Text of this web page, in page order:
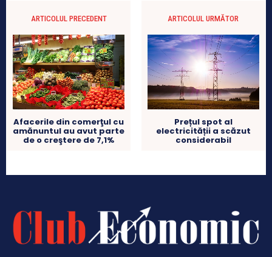
ARTICOLUL PRECEDENT
Afacerile din comerţul cu
amănuntul au avut parte
de o creştere de 7,1%
ARTICOLUL URMĂTOR
Prețul spot al
electricității a scăzut
considerabil